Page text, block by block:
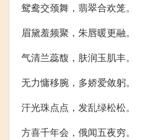
鸳鸯交颈舞，翡翠合欢笼。
眉黛羞频聚，朱唇暖更融。
气清兰蕊馥，肤润玉肌丰。
无力慵移腕，多娇爱敛躬。
汗光珠点点，发乱绿松松。
方喜千年会，俄闻五夜穷。